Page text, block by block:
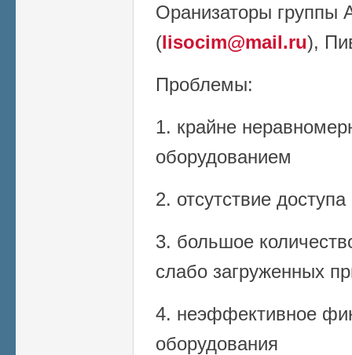
Оранизаторы
(lisocim@mail.ru),
Проблемы:
1. крайне
оборудованием
2. отсутствие
3. большое
слабо загруженных
4. неэффективное
оборудования